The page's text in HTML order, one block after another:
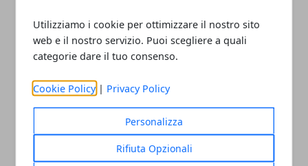
Utilizziamo i cookie per ottimizzare il nostro sito
web e il nostro servizio. Puoi scegliere a quali
categorie dare il tuo consenso.
Cookie Policy | Privacy Policy
Personalizza
Rifiuta Opzionali
…non arrivi l’imprevisto
una febbre improvvisa, un acquazzone che blocca
l’escursione. Ma anche qui, l’adattabilità dei genitori
diventa la leva che regola tutto il viaggio. Spostare
un’attività al giorno dopo, rientrare prima in hotel,